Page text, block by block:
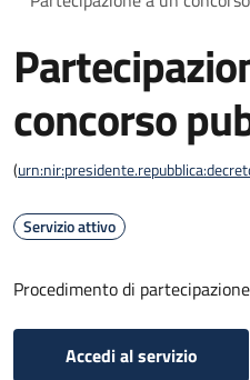
concorso
(
Servizio attivo
Procedimento di
Accedi al servizio